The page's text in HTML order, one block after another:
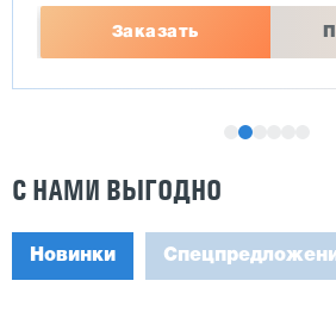
Заказать
С НАМИ ВЫГОДНО
Новинки